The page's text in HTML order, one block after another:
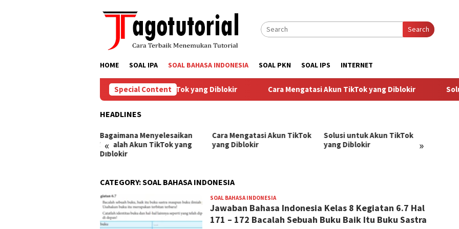
Search
HOME SOAL IPA SOAL BAHASA INDONESIA SOAL PKN SOAL IPS INTERNET
Special Content
Bagaimana Menyelesaikan Masalah Akun TikTok yang Diblokir Cara Mengatasi Akun TikTok yang Diblokir Solusi
HEADLINES
« »
Bagaimana Menyelesaikan
Masalah Akun TikTok yang
Diblokir
Cara Mengatasi Akun TikTok
yang Diblokir
Solusi untuk Akun TikTok
yang Diblokir
CATEGORY:SOAL BAHASA INDONESIA
SOAL BAHASA INDONESIABangJago
Jawaban Bahasa Indonesia Kelas 8 Kegiatan 6.7 Hal
171 – 172 Bacalah Sebuah Buku Baik Itu Buku Sastra